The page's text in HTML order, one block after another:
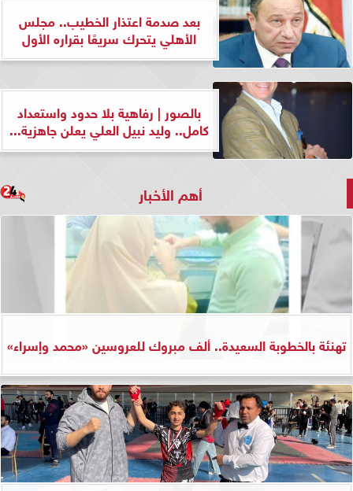
بعد صدمة اعتذار الخطيب.. مجلس
الأهلي يتحرك سريعًا بقراره الأول
بالصور | رفاهية بلا حدود واستعداد
كامل.. وليد نبيل العلي يعلن جاهزية...
أهم الأخبار
تهنئة بالخطوبة السعيدة.. ألف مبروك للعروسين «محمد وإسراء»